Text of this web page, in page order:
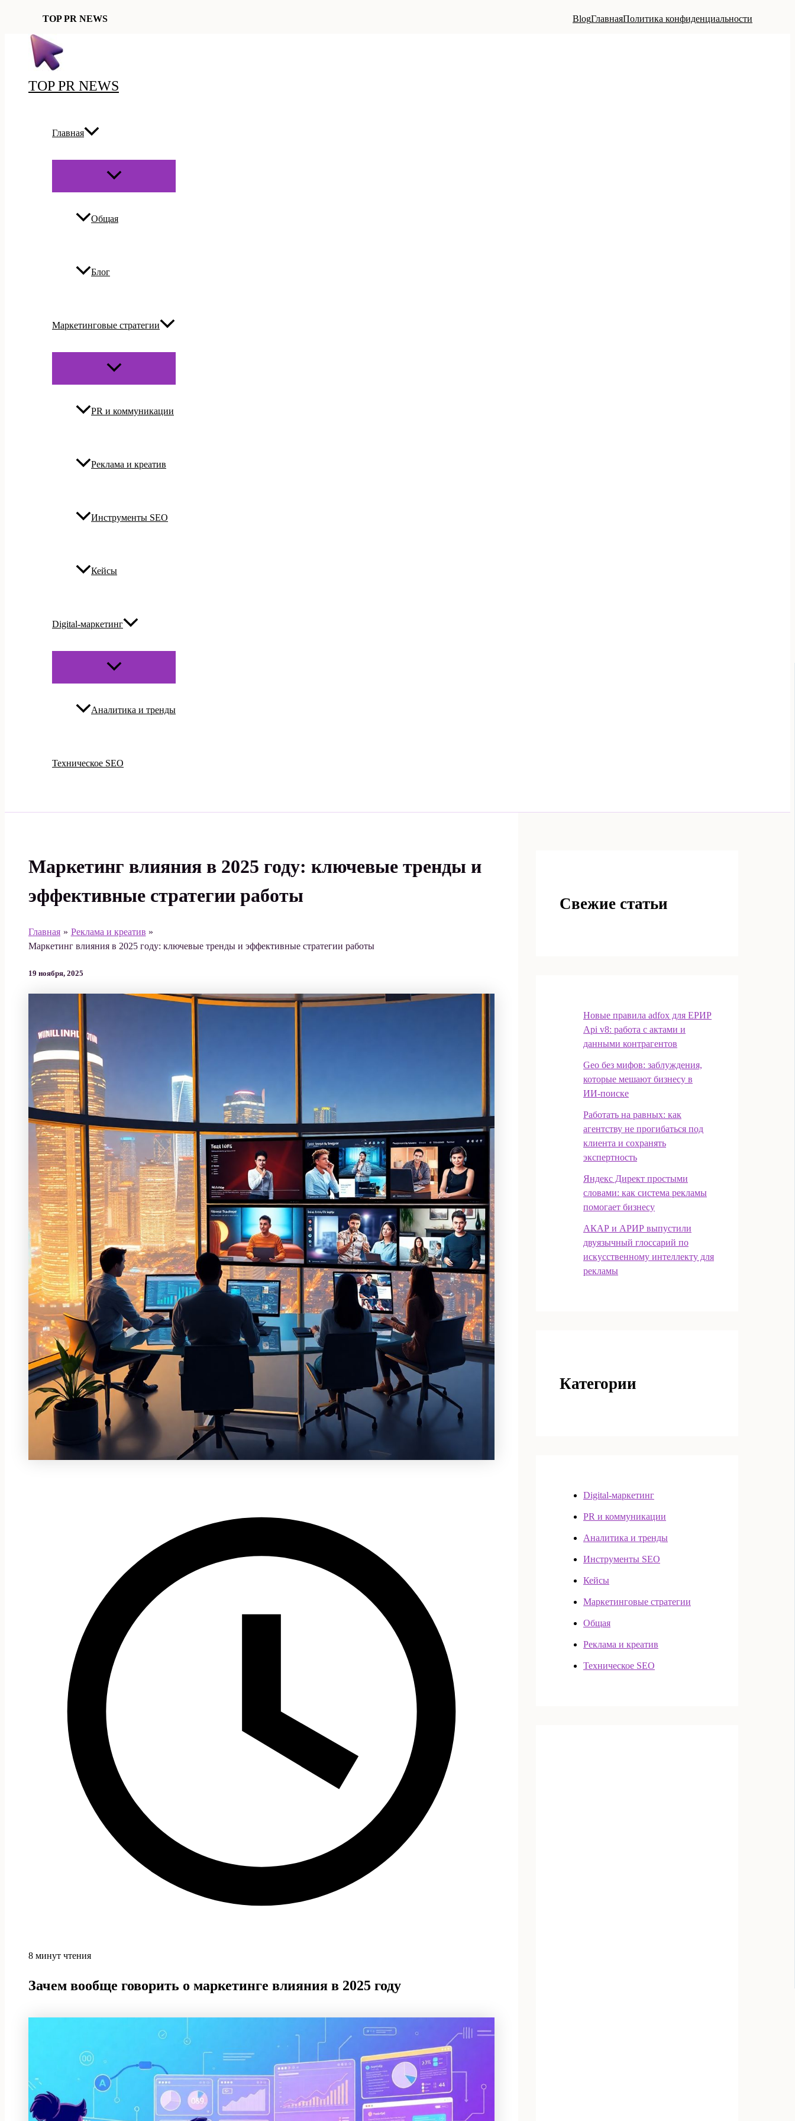
TOP PR NEWS BlogГлавнаяПолитика конфиденциальности
Перейти
содержимому
TOP PR NEWS
Главная
ПЕРЕКЛЮЧАТЕЛЬ
МЕНЮ
Общая
Блог
Маркетинговые стратегии
ПЕРЕКЛЮЧАТЕЛЬ
МЕНЮ
PR и коммуникации
Реклама и креатив
Инструменты SEO
Кейсы
Digital-маркетинг
ПЕРЕКЛЮЧАТЕЛЬ
МЕНЮ
Аналитика и тренды
Техническое SEO
Маркетинг влияния в 2025 году: ключевые тренды и
эффективные стратегии работы
Главная
Реклама и креатив
Маркетинг влияния в 2025 году: ключевые тренды и эффективные стратегии работы
19 ноября, 2025
8 минут чтения
Зачем вообще говорить о маркетинге влияния в 2025 году
Свежие статьи
Новые правила adfox для ЕРИР
Api v8: работа с актами и
данными контрагентов
Geo без мифов: заблуждения,
которые мешают бизнесу в
ИИ‑поиске
Работать на равных: как
агентству не прогибаться под
клиента и сохранять
экспертность
Яндекс Директ простыми
словами: как система рекламы
помогает бизнесу
АКАР и АРИР выпустили
двуязычный глоссарий по
искусственному интеллекту для
рекламы
Категории
Digital-маркетинг
PR и коммуникации
Аналитика и тренды
Инструменты SEO
Кейсы
Маркетинговые стратегии
Общая
Реклама и креатив
Техническое SEO